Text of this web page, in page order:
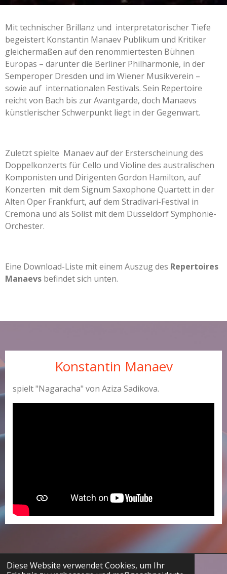
Diese Website verwendet Cookies, um Ihr
Mit technischer Brillanz und interpretatorischer Tiefe
begeistert Konstantin Manaev Publikum und Kritiker
gleichermaßen auf den renommiertesten Bühnen
Europas – darunter die Berliner Philharmonie, in der
Semperoper Dresden und im Wiener Musikverein –
sowie auf internationalen Festivals. Sein Repertoire
reicht von Bach bis zur Avantgarde, doch Manaevs
künstlerischer Schwerpunkt liegt in der Gegenwart.
Zuletzt spielte Manaev auf der Ersterscheinung des
Doppelkonzerts für Cello und Violine des australischen
Komponisten und Dirigenten Gordon Hamilton, auf
Konzerten mit dem Signum Saxophone Quartett in der
Alten Oper Frankfurt, auf dem Stradivari-Festival in
Cremona und als Solist mit dem Düsseldorf Symphonie-
Orchester.
Eine Download-Liste mit einem Auszug des Repertoires
Manaevs befindet sich unten.
Konstantin Manaev
spielt "Nagaracha" von Aziza Sadikova.